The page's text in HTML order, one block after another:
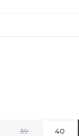
39 40